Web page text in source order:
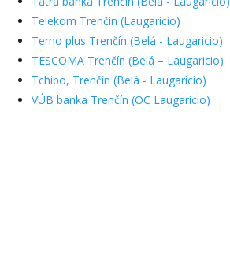
Telekom Trenčín (Laugaricio)
Terno plus Trenčín (Belá - Laugaricio)
TESCOMA Trenčín (Belá – Laugaricio)
Tchibo, Trenčín (Belá - Laugarício)
VÚB banka Trenčín (OC Laugaricio)